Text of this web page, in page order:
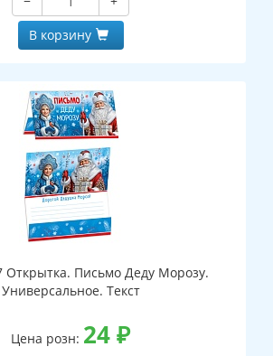
В корзину
Письмо Деду Морозу.
Универсальное. Текст
Цена розн: 24₽